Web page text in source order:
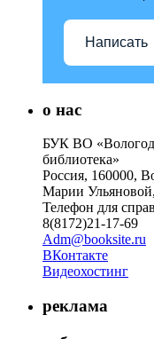
Написать
о нас
БУК ВО
библиотека»
Россия, 160000,
Марии
Телефон для
8(8172)21-17-69
Adm@booksite.ru
ВКонтакте
Видеохостинг
реклама